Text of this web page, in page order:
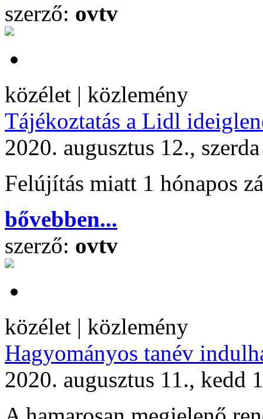
szerző: ovtv
közélet | közlemény
Tájékoztatás a Lidl
2020. augusztus 12.,
Felújítás miatt 1 hónapos
bővebben...
szerző: ovtv
közélet | közlemény
Hagyományos tanév
2020. augusztus 11., kedd